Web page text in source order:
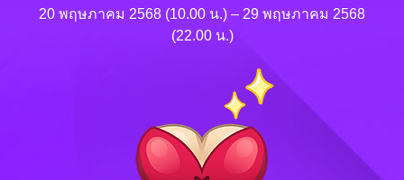
20 พฤษภาคม 2568 (10.00 น.) – 29 พฤษภาคม 2568
(22.00 น.)